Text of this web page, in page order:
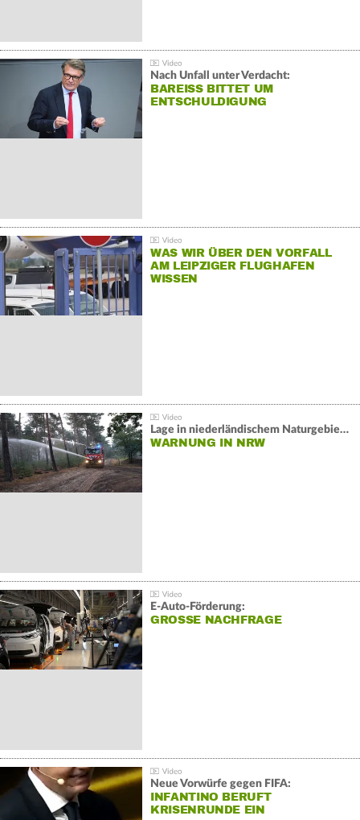
Nach Unfall unter Verdacht:
BAREISS BITTET UM E
NTSCHULDIGUNG
WAS WIR ÜBER DEN VORFALL
AM LEIPZIGER FLUGHAFEN
WISSEN
Lage in niederländischem Naturgebiet stabil
WARNUNG IN NRW
E-Auto-Förderung:
GROSSE NACHFRAGE
Neue Vorwürfe gegen FIFA:
INFANTINO BERUFT
KRISENRUNDE EIN